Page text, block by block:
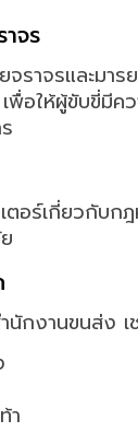
จร
ราจรและมาร
ให้ผู้ขับขี่มีคว
อร์เกี่ยวกับกฎ
นักงานขนส่ง เ
า